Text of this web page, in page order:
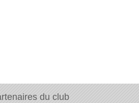
du club